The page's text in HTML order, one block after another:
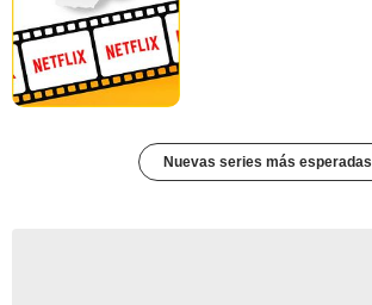
Nuevas series más esperadas